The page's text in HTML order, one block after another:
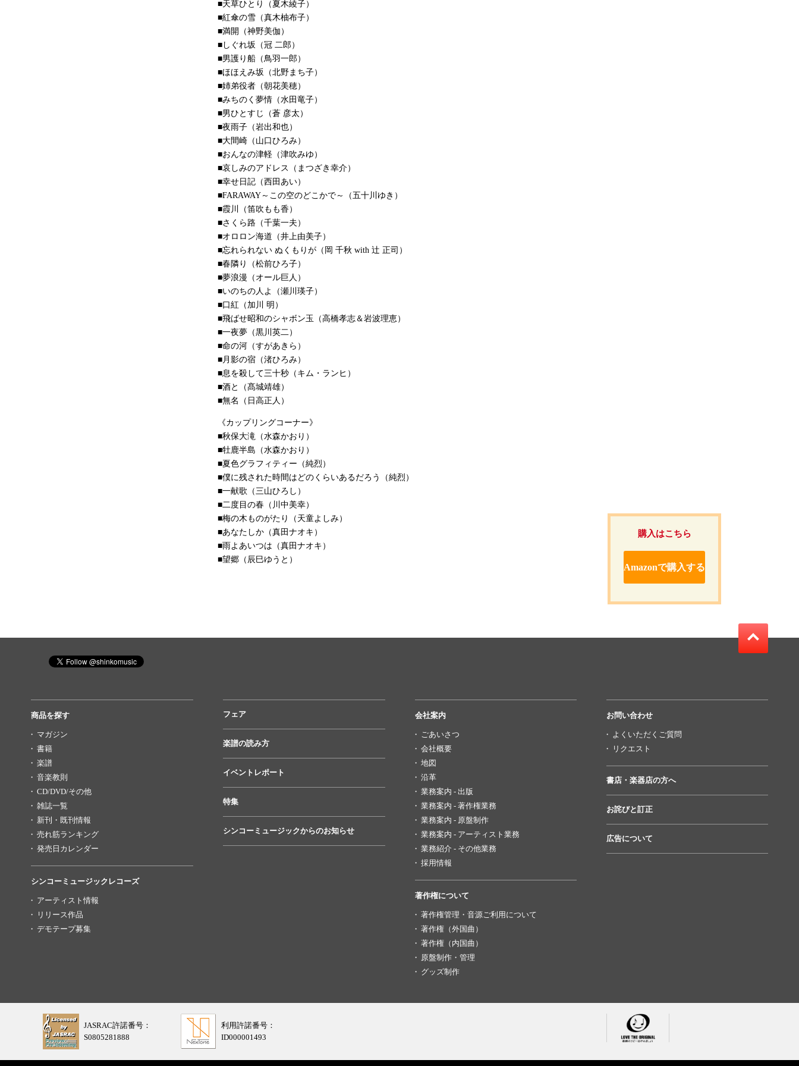
■天草ひとり（夏木綾子）
■紅傘の雪（真木柚布子）
■満開（神野美伽）
■しぐれ坂（冠 二郎）
■男護り船（鳥羽一郎）
■ほほえみ坂（北野まち子）
■姉弟役者（朝花美穂）
■みちのく夢情（水田竜子）
■男ひとすじ（蒼 彦太）
■夜雨子（岩出和也）
■大間崎（山口ひろみ）
■おんなの津軽（津吹みゆ）
■哀しみのアドレス（まつざき幸介）
■幸せ日記（西田あい）
■FARAWAY～この空のどこかで～（五十川ゆき）
■霞川（笛吹もも香）
■さくら路（千葉一夫）
■オロロン海道（井上由美子）
■忘れられない ぬくもりが（岡 千秋 with 辻 正司）
■春隣り（松前ひろ子）
■夢浪漫（オール巨人）
■いのちの人よ（瀬川瑛子）
■口紅（加川 明）
■飛ばせ昭和のシャボン玉（高橋孝志＆岩波理恵）
■一夜夢（黒川英二）
■命の河（すがあきら）
■月影の宿（渚ひろみ）
■息を殺して三十秒（キム・ランヒ）
■酒と（髙城靖雄）
■無名（日高正人）
《カップリングコーナー》
■秋保大滝（水森かおり）
■牡鹿半島（水森かおり）
■夏色グラフィティー（純烈）
■僕に残された時間はどのくらいあるだろう（純烈）
■一献歌（三山ひろし）
■二度目の春（川中美幸）
■梅の木ものがたり（天童よしみ）
■あなたしか（真田ナオキ）
■雨よあいつは（真田ナオキ）
■望郷（辰巳ゆうと）
購入はこちら
Amazonで購入する
商品を探す
マガジン
書籍
楽譜
音楽教則
CD/DVD/その他
雑誌一覧
新刊・既刊情報
売れ筋ランキング
発売日カレンダー
シンコーミュージックレコーズ
アーティスト情報
リリース作品
デモテープ募集
フェア
楽譜の読み方
イベントレポート
特集
シンコーミュージックからのお知らせ
会社案内
ごあいさつ
会社概要
地図
沿革
業務案内 - 出版
業務案内 - 著作権業務
業務案内 - 原盤制作
業務案内 - アーティスト業務
業務紹介 - その他業務
採用情報
著作権について
著作権管理・音源ご利用について
著作権（外国曲）
著作権（内国曲）
原盤制作・管理
グッズ制作
お問い合わせ
よくいただくご質問
リクエスト
書店・楽器店の方へ
お詫びと訂正
広告について
JASRAC許諾番号：
S0805281888
利用許諾番号：
ID000001493